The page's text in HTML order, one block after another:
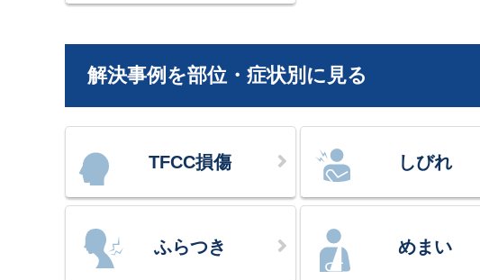
解決事例を部位・症状別に見る
TFCC損傷 しびれ
ふらつき めまい